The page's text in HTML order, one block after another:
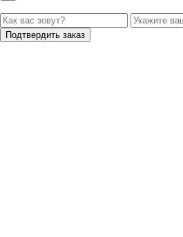
Подтвердить заказ